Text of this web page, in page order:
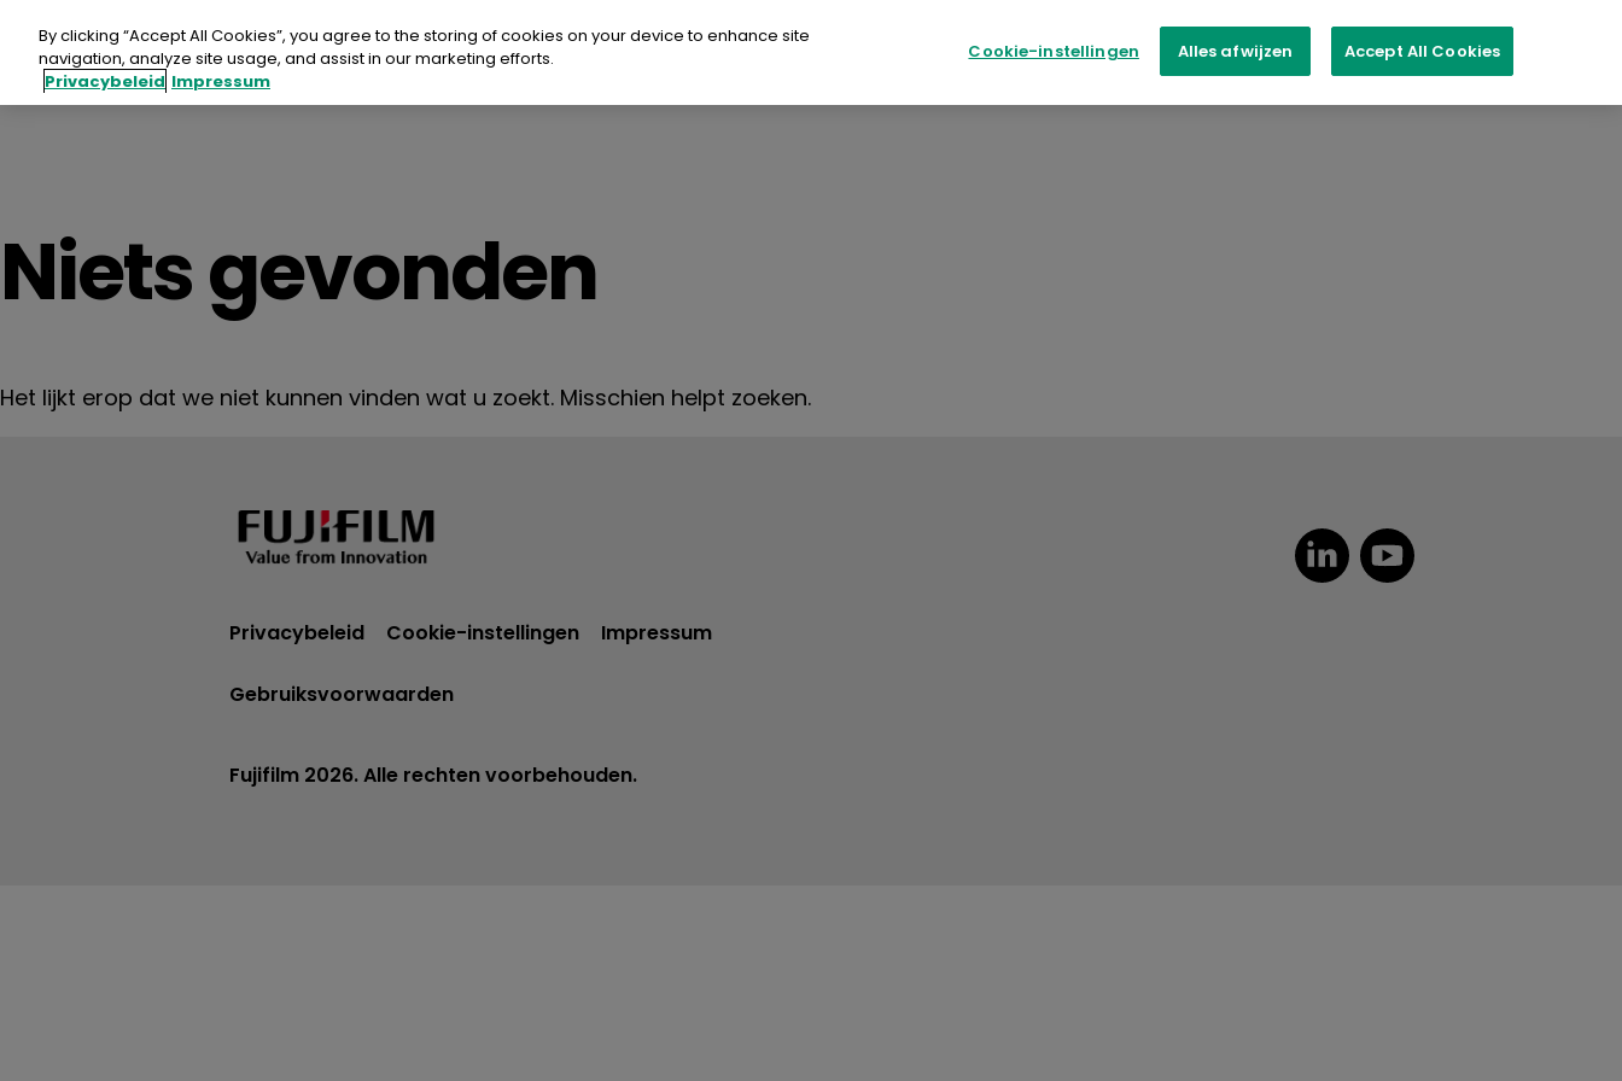
naar
artikel
Fujifilm Print EU SUPER COLOUR Aspire
SUPER COLOUR
Niets gevonden
Het lijkt erop dat we niet kunnen vinden wat u zoekt. Misschien helpt zoeken.
Privacybeleid Cookie-instellingen Impressum
Gebruiksvoorwaarden
Fujifilm 2026. Alle rechten voorbehouden.
By clicking “Accept All Cookies”, you agree to the storing of cookies on your device to enhance site
navigation, analyze site usage, and assist in our marketing efforts.
Privacybeleid Impressum
Cookie-instellingen Alles afwijzen Accept All Cookies